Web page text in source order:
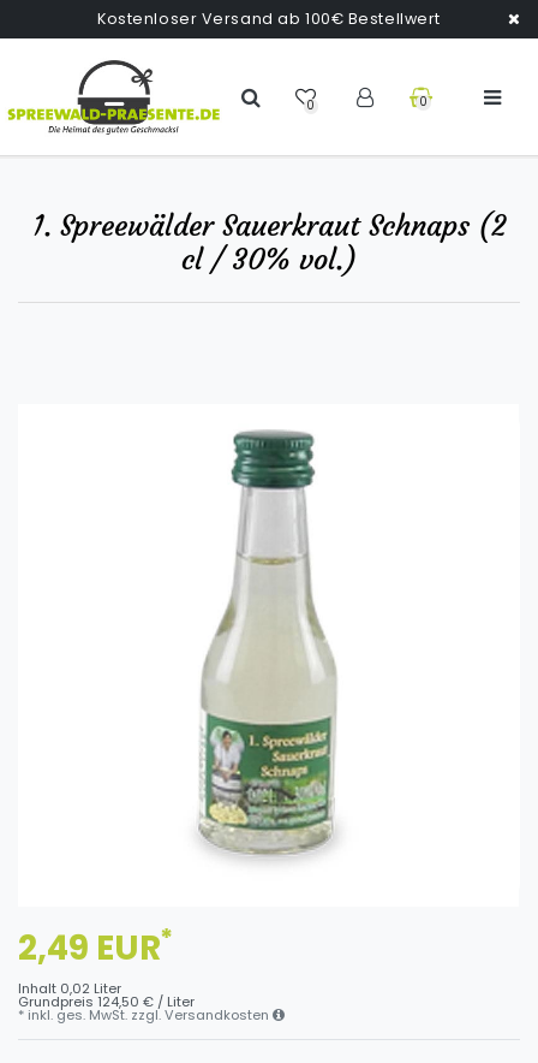
Kostenloser Versand ab 100€ Bestellwert
0 0
1. Spreewälder Sauerkraut Schnaps (2
cl / 30% vol.)
2,49 EUR*
Inhalt 0,02 Liter
Grundpreis 124,50 € / Liter
* inkl. ges. MwSt. zzgl.Versandkosten